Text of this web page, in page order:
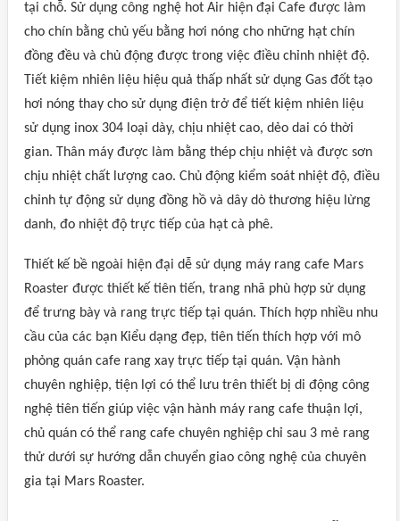
tại chỗ. Sử dụng công nghệ hot Air hiện đại Cafe được làm
cho chín bằng chủ yếu bằng hơi nóng cho những hạt chín
đồng đều và chủ động được trong việc điều chỉnh nhiệt độ.
Tiết kiệm nhiên liệu hiệu quả thấp nhất sử dụng Gas đốt tạo
hơi nóng thay cho sử dụng điện trở để tiết kiệm nhiên liệu
sử dụng inox 304 loại dày, chịu nhiệt cao, dẻo dai có thời
gian. Thân máy được làm bằng thép chịu nhiệt và được sơn
chịu nhiệt chất lượng cao. Chủ động kiểm soát nhiệt độ, điều
chỉnh tự động sử dụng đồng hồ và dây dò thương hiệu lừng
danh, đo nhiệt độ trực tiếp của hạt cà phê.
Thiết kế bề ngoài hiện đại dễ sử dụng máy rang cafe Mars
Roaster được thiết kế tiên tiến, trang nhã phù hợp sử dụng
để trưng bày và rang trực tiếp tại quán. Thích hợp nhiều nhu
cầu của các bạn Kiểu dạng đẹp, tiên tiến thích hợp với mô
phỏng quán cafe rang xay trực tiếp tại quán. Vận hành
chuyên nghiệp, tiện lợi có thể lưu trên thiết bị di động công
nghệ tiên tiến giúp việc vận hành máy rang cafe thuận lợi,
chủ quán có thể rang cafe chuyên nghiệp chỉ sau 3 mẻ rang
thử dưới sự hướng dẫn chuyển giao công nghệ của chuyên
gia tại Mars Roaster.